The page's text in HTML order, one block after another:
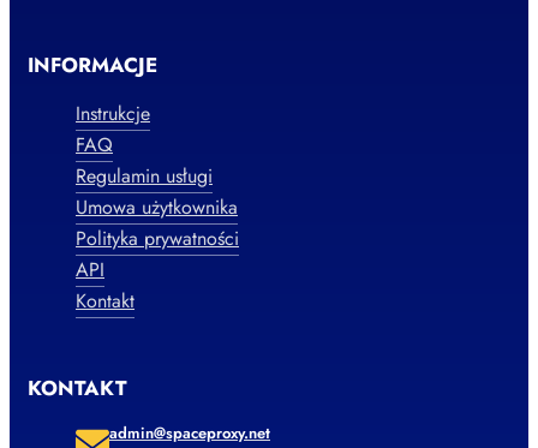
INFORMACJE
Instrukcje
FAQ
Regulamin usługi
Umowa użytkownika
Polityka prywatności
API
Kontakt
KONTAKT
admin@spaceproxy.net